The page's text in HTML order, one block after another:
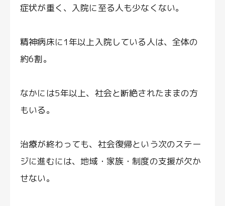
症状が重く、入院に至る人も少なくない。
精神病床に1年以上入院している人は、全体の
約6割。
なかには5年以上、社会と断絶されたままの方
もいる。
治療が終わっても、社会復帰という次のステー
ジに進むには、地域・家族・制度の支援が欠か
せない。